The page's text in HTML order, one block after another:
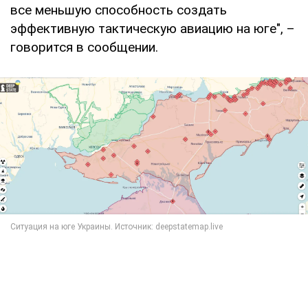
все меньшую способность создать
эффективную тактическую авиацию на юге", –
говорится в сообщении.